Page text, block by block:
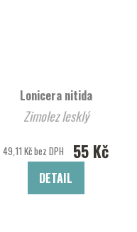
Lonicera nitida
Zimolez lesklý
49,11 Kč bez DPH 55 Kč
DETAIL